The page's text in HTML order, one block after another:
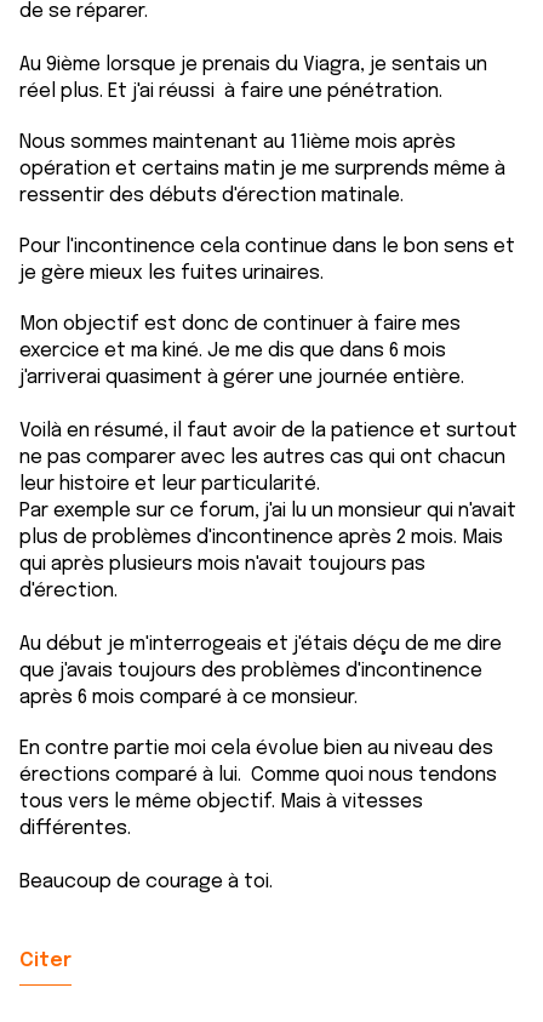
de se réparer.
Au 9ième lorsque je prenais du Viagra, je sentais un
réel plus. Et j'ai réussi à faire une pénétration.
Nous sommes maintenant au 11ième mois après
opération et certains matin je me surprends même à
ressentir des débuts d'érection matinale.
Pour l'incontinence cela continue dans le bon sens et
je gère mieux les fuites urinaires.
Mon objectif est donc de continuer à faire mes
exercice et ma kiné. Je me dis que dans 6 mois
j'arriverai quasiment à gérer une journée entière.
Voilà en résumé, il faut avoir de la patience et surtout
ne pas comparer avec les autres cas qui ont chacun
leur histoire et leur particularité.
Par exemple sur ce forum, j'ai lu un monsieur qui n'avait
plus de problèmes d'incontinence après 2 mois. Mais
qui après plusieurs mois n'avait toujours pas
d'érection.
Au début je m'interrogeais et j'étais déçu de me dire
que j'avais toujours des problèmes d'incontinence
après 6 mois comparé à ce monsieur.
En contre partie moi cela évolue bien au niveau des
érections comparé à lui. Comme quoi nous tendons
tous vers le même objectif. Mais à vitesses
différentes.
Beaucoup de courage à toi.
Citer